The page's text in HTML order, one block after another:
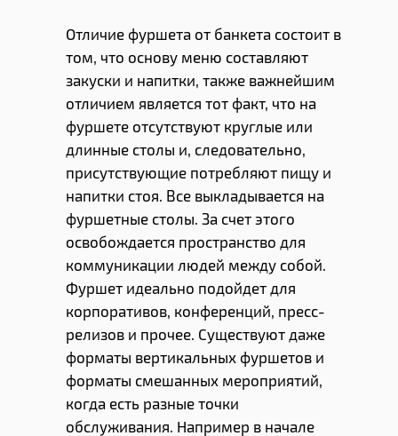
Отличие фуршета от банкета состоит в
том, что основу меню составляют
закуски и напитки, также важнейшим
отличием является тот факт, что на
фуршете отсутствуют круглые или
длинные столы и, следовательно,
присутствующие потребляют пищу и
напитки стоя. Все выкладывается на
фуршетные столы. За счет этого
освобождается пространство для
коммуникации людей между собой.
Фуршет идеально подойдет для
корпоративов, конференций, пресс-
релизов и прочее. Существуют даже
форматы вертикальных фуршетов и
форматы смешанных мероприятий,
когда есть разные точки
обслуживания. Например в начале